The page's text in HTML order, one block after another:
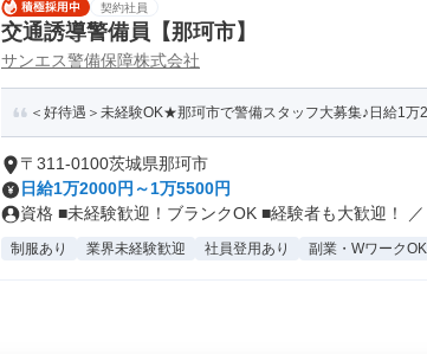
契約社員
交通誘導警備員【那珂市】
サンエス警備保障株式会社
＜好待遇＞未経験OK★那珂市で警備スタッフ大募集♪日給1万
〒311-0100茨城県那珂市
日給1万2000円～1万5500円
資格 ■未経験歓迎！ブランクOK ■経験者も大歓迎！ ／
制服あり 業界未経験歓迎 社員登用あり 副業・WワークOK